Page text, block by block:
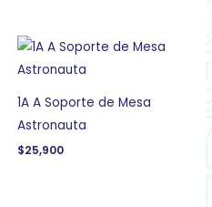
1A A Soporte de Mesa
Astronauta
$25,900